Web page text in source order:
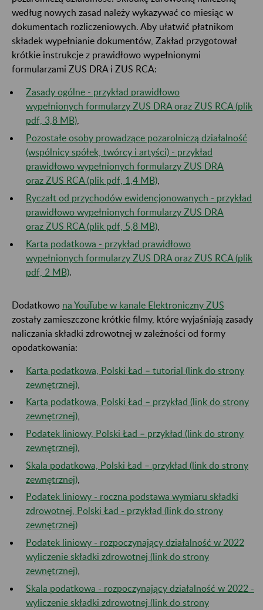
według nowych zasad należy wykazywać co miesiąc w
dokumentach rozliczeniowych. Aby ułatwić płatnikom
składek wypełnianie dokumentów, Zakład przygotował
krótkie instrukcje z prawidłowo wypełnionymi
formularzami ZUS DRA i ZUS RCA:
Zasady ogólne - przykład prawidłowo
wypełnionych formularzy ZUS DRA oraz ZUS RCA (plik
pdf, 3,8 MB)
Pozostałe osoby prowadzące pozarolniczą działalność
(wspólnicy spółek, twórcy i artyści) - przykład
prawidłowo wypełnionych formularzy ZUS DRA
oraz ZUS RCA (plik pdf, 1,4 MB)
Ryczałt od przychodów ewidencjonowanych - przykład
prawidłowo wypełnionych formularzy ZUS DRA
oraz ZUS RCA (plik pdf, 5,8 MB)
Karta podatkowa - przykład prawidłowo
wypełnionych formularzy ZUS DRA oraz ZUS RCA (plik
pdf, 2 MB)
Dodatkowo na YouTube w kanale Elektroniczny ZUS
zostały zamieszczone krótkie filmy, które wyjaśniają zasady
naliczania składki zdrowotnej w zależności od formy
opodatkowania:
Karta podatkowa, Polski Ład – tutorial (link do strony
zewnętrznej)
Karta podatkowa, Polski Ład – przykład (link do strony
zewnętrznej)
Podatek liniowy, Polski Ład – przykład (link do strony
zewnętrznej)
Skala podatkowa, Polski Ład – przykład (link do strony
zewnętrznej)
Podatek liniowy - roczna podstawa wymiaru składki
zdrowotnej, Polski Ład - przykład (link do strony
zewnętrznej)
Podatek liniowy - rozpoczynający działalność w 2022
wyliczenie składki zdrowotnej (link do strony
zewnętrznej)
Skala podatkowa - rozpoczynający działalność w 2022 -
wyliczenie składki zdrowotnej (link do strony